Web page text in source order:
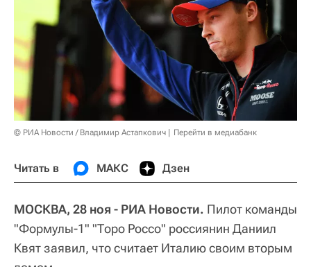
© РИА Новости / Владимир Астапкович Перейти в медиабанк
Читать в МАКС Дзен
МОСКВА, 28 ноя - РИА Новости. Пилот команды
"Формулы-1" "Торо Россо" россиянин Даниил
Квят заявил, что считает Италию своим вторым